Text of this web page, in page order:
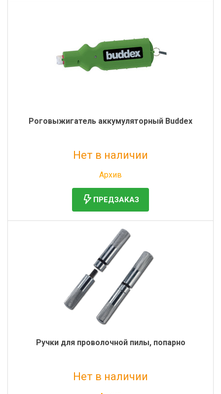
Роговыжигатель аккумуляторный Buddex
Нет в наличии
Архив
ПРЕДЗАКАЗ
Ручки для проволочной пилы, попарно
Нет в наличии